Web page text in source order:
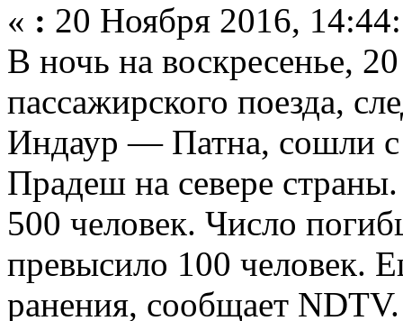
« : 20 Ноября 2016,
В ночь на воскресенье,
пассажирского поезда,
Индаур — Патна, сошли с
Прадеш на севере
500 человек. Число
превысило 100 человек.
ранения, сообщает